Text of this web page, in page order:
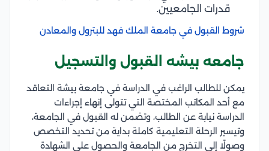
قدرات الجامعيين.
شروط القبول في جامعة الملك فهد للبترول والمعادن
جامعه بيشه القبول والتسجيل
يمكن للطالب الراغب في الدراسة في جامعة بيشة التعاقد
مع أحد المكاتب المختصة التي تتولى إنهاء إجراءات
الدراسة نيابة عن الطالب، وتضمن له القبول في الجامعة،
وتيسير الرحلة التعليمية كاملة بداية من تحديد التخصص
وصولًا إلى التخرج من الجامعة والحصول على الشهادة